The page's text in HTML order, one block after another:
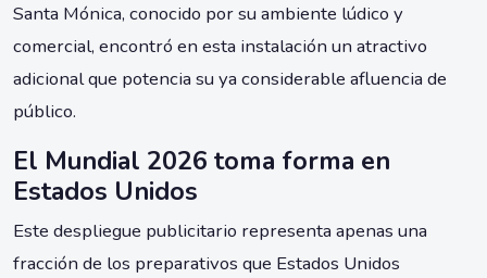
Santa Mónica, conocido por su ambiente lúdico y
comercial, encontró en esta instalación un atractivo
adicional que potencia su ya considerable afluencia de
público.
El Mundial 2026 toma forma en
Estados Unidos
Este despliegue publicitario representa apenas una
fracción de los preparativos que Estados Unidos